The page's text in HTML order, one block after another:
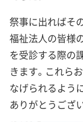
祭事に出ればそ
福祉法人の皆様
を受診する際の
きます。これら
なげられるよう
ありがとうござ